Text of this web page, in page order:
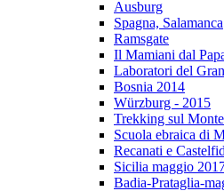
Ausburg
Spagna, Salamanca
Ramsgate
Il Mamiani dal
Laboratori del
Bosnia 2014
Würzburg - 2015
Trekking sul
Scuola ebraica di
Recanati e
Sicilia maggio
Badia-Prataglia-